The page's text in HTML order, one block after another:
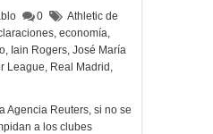
0
Athletic de
, economía,
, Iain Rogers, José María
League, Real Madrid ,
Agencia Reuters, si no se
a los clubes